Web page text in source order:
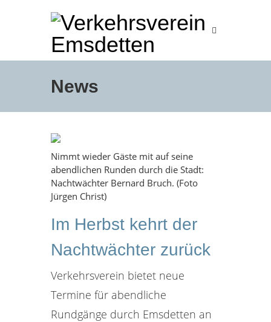
News
Nimmt wieder Gäste mit auf seine
abendlichen Runden durch die Stadt:
Nachtwächter Bernard Bruch. (Foto
Jürgen Christ)
Im Herbst kehrt der
Nachtwächter zurück
Verkehrsverein bietet neue
Termine für abendliche
Rundgänge durch Emsdetten an